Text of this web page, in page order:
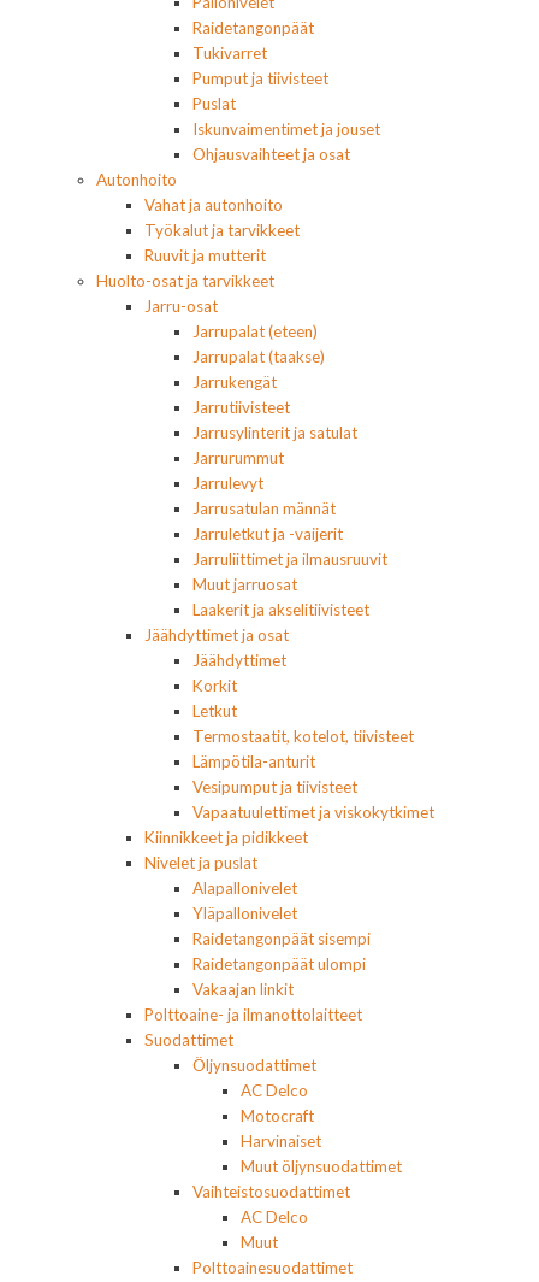
Raidetangonpäät
Tukivarret
Pumput ja tiivisteet
Puslat
Iskunvaimentimet ja jouset
Ohjausvaihteet ja osat
Autonhoito
Vahat ja autonhoito
Työkalut ja tarvikkeet
Ruuvit ja mutterit
Huolto-osat ja tarvikkeet
Jarru-osat
Jarrupalat (eteen)
Jarrupalat (taakse)
Jarrukengät
Jarrutiivisteet
Jarrusylinterit ja satulat
Jarrurummut
Jarrulevyt
Jarrusatulan männät
Jarruletkut ja -vaijerit
Jarruliittimet ja ilmausruuvit
Muut jarruosat
Laakerit ja akselitiivisteet
Jäähdyttimet ja osat
Jäähdyttimet
Korkit
Letkut
Termostaatit, kotelot, tiivisteet
Lämpötila-anturit
Vesipumput ja tiivisteet
Vapaatuulettimet ja viskokytkimet
Kiinnikkeet ja pidikkeet
Nivelet ja puslat
Alapallonivelet
Yläpallonivelet
Raidetangonpäät sisempi
Raidetangonpäät ulompi
Vakaajan linkit
Polttoaine- ja ilmanottolaitteet
Suodattimet
Öljynsuodattimet
AC Delco
Motocraft
Harvinaiset
Muut öljynsuodattimet
Vaihteistosuodattimet
AC Delco
Muut
Polttoainesuodattimet